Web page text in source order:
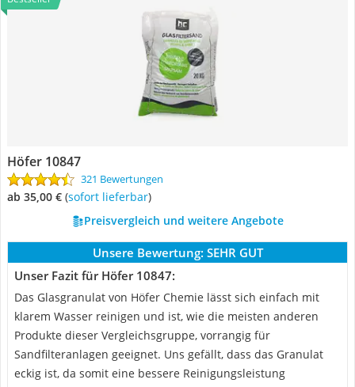
Höfer ‎10847
321 Bewertungen
ab 35,00 € ( Sofort lieferbar)
Preisvergleich und weitere Angebote
Unsere Bewertung: SEHR GUT
Unser Fazit für Höfer ‎10847:
Das Glasgranulat von Höfer Chemie lässt sich einfach mit
klarem Wasser reinigen und ist, wie die meisten anderen
Produkte dieser Vergleichsgruppe, vorrangig für
Sandfilteranlagen geeignet. Uns gefällt, dass das Granulat
eckig ist, da somit eine bessere Reinigungsleistung